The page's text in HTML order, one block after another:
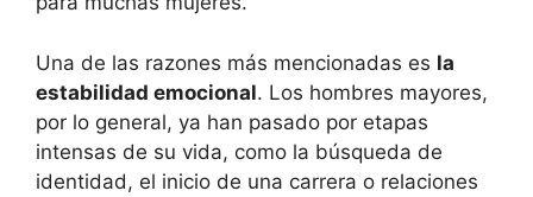
Una de las razones más mencionadas es la
estabilidad emocional. Los hombres mayores,
por lo general, ya han pasado por etapas
intensas de su vida, como la búsqueda de
identidad, el inicio de una carrera o relaciones